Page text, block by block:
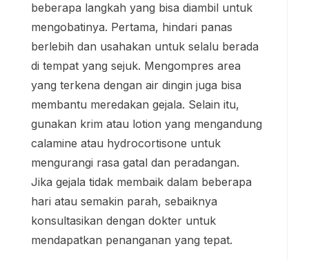
beberapa langkah yang bisa diambil untuk
mengobatinya. Pertama, hindari panas
berlebih dan usahakan untuk selalu berada
di tempat yang sejuk. Mengompres area
yang terkena dengan air dingin juga bisa
membantu meredakan gejala. Selain itu,
gunakan krim atau lotion yang mengandung
calamine atau hydrocortisone untuk
mengurangi rasa gatal dan peradangan.
Jika gejala tidak membaik dalam beberapa
hari atau semakin parah, sebaiknya
konsultasikan dengan dokter untuk
mendapatkan penanganan yang tepat.